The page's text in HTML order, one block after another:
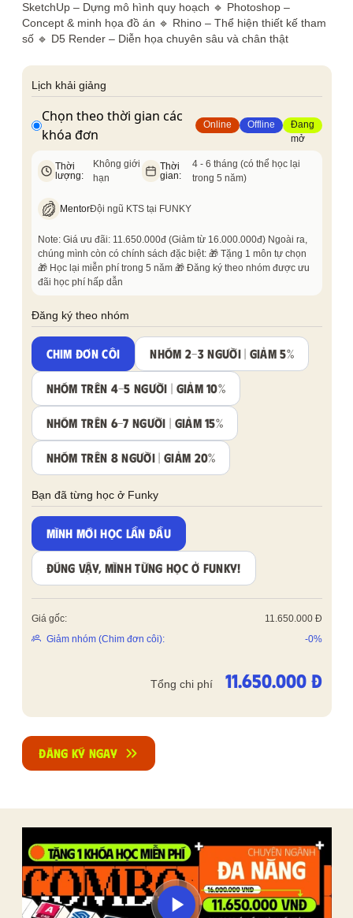
SketchUp – Dựng mô hình quy hoạch 🔹 Photoshop –
Concept & minh họa đồ án 🔹 Rhino – Thể hiện thiết kế tham
số 🔹 D5 Render – Diễn họa chuyên sâu và chân thật
Lịch khải giảng
Chọn theo thời gian các
khóa đơn
Online Offline
Đang
mở
Thời
lượng:
Không giới
hạn
Thời
gian:
4 - 6 tháng (có thể học lại
trong 5 năm)
MentorĐội ngũ KTS tại FUNKY
Note: Giá ưu đãi: 11.650.000đ (Giảm từ 16.000.000đ) Ngoài ra,
chúng mình còn có chính sách đặc biệt: 🎁 Tặng 1 môn tự chọn
🎁 Học lại miễn phí trong 5 năm 🎁 Đăng ký theo nhóm được ưu
đãi học phí hấp dẫn
Đăng ký theo nhóm
CHIM ĐƠN CÔI NHÓM 2-3 NGƯỜI | GIẢM 5%
NHÓM TRÊN 4-5 NGƯỜI | GIẢM 10%
NHÓM TRÊN 6-7 NGƯỜI | GIẢM 15%
NHÓM TRÊN 8 NGƯỜI | GIẢM 20%
Bạn đã từng học ở Funky
MÌNH MỚI HỌC LẦN ĐẦU
ĐÚNG VẬY, MÌNH TỪNG HỌC Ở FUNKY!
Giá gốc:
11.650.000 Đ
Giảm nhóm (Chim đơn côi):
-0%
Tổng chi phí 11.650.000 Đ
ĐĂNG KÝ NGAY